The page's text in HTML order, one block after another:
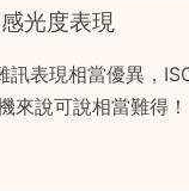
光度表現
訊表現相當優異，
來說可說相當難得！